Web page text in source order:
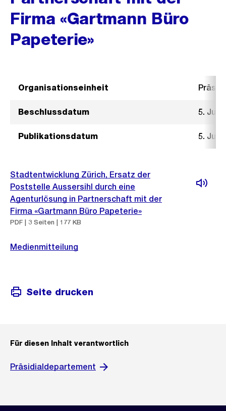
Firma «Gartmann Büro
Papeterie»
Organisationseinheit
Beschlussdatum 5. Juli
Publikationsdatum 5. Juli
Stadtentwicklung Zürich, Ersatz der
Poststelle Aussersihl durch eine
Agenturlösung in Partnerschaft mit der
Firma «Gartmann Büro Papeterie»
PDF | 3 Seiten | 177 KB
Medienmitteilung
Seite drucken
Für diesen Inhalt verantwortlich
Präsidialdepartement